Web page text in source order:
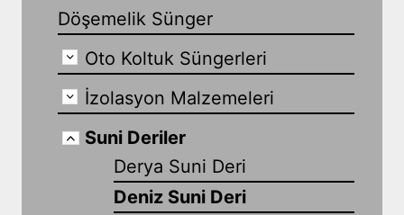
Döşemelik Sünger
Oto Koltuk Süngerleri
İzolasyon Malzemeleri
Suni Deriler
Derya Suni Deri
Deniz Suni Deri